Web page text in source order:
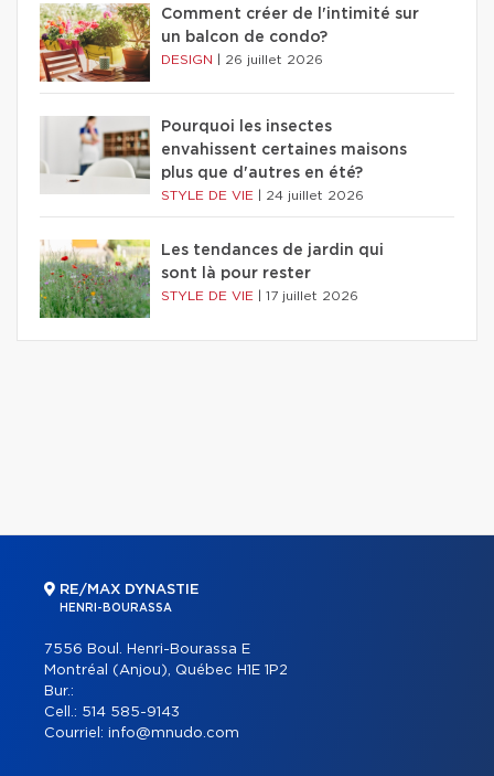
Comment créer de l'intimité sur
un balcon de condo?
DESIGN 26 juillet 2026
Pourquoi les insectes
envahissent certaines maisons
plus que d'autres en été?
STYLE DE VIE 24 juillet 2026
Les tendances de jardin qui
sont là pour rester
STYLE DE VIE 17 juillet 2026
RE/MAX DYNASTIE
HENRI-BOURASSA
7556 Boul. Henri-Bourassa E
Montréal (Anjou), Québec H1E 1P2
Bur.:
Cell.: 514 585-9143
Courriel: info@mnudo.com